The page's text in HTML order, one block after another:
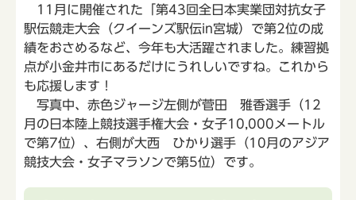
11月に開催された「第43回全日本実業団対抗女子
駅伝競走大会（クイーンズ駅伝in宮城）で第2位の成
績をおさめるなど、今年も大活躍されました。練習拠
点が小金井市にあるだけにうれしいですね。これから
も応援します！
写真中、赤色ジャージ左側が菅田 雅香選手（12
月の日本陸上競技選手権大会・女子10,000メートル
で第7位）、右側が大西 ひかり選手（10月のアジア
競技大会・女子マラソンで第5位）です。